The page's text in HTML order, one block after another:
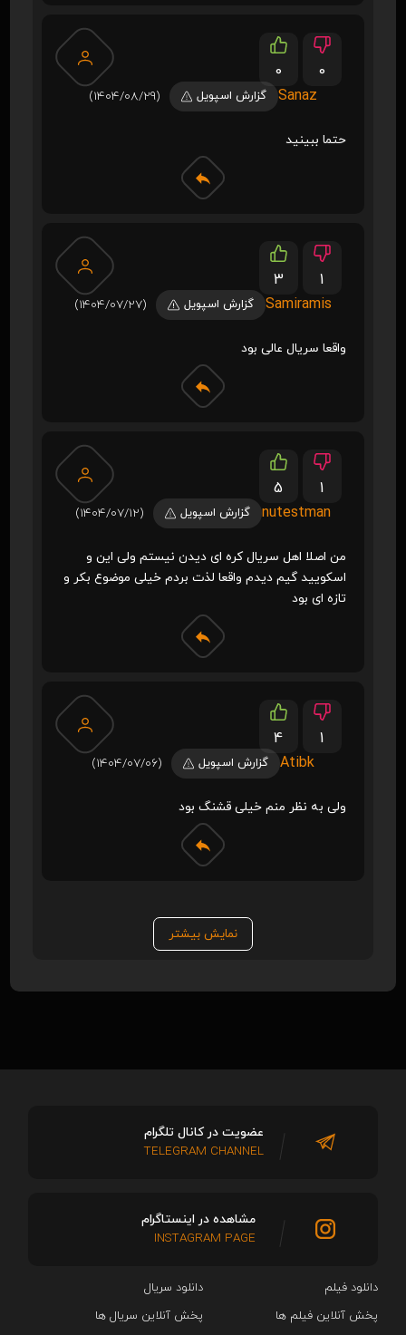
0
0
Sanaz
گزارش اسپویل (1404/08/29)
حتما ببینید
3
1
Samiramis
گزارش اسپویل (1404/07/27)
واقعا سریال عالی بود
5
1
nutestman
گزارش اسپویل (1404/07/12)
من اصلا اهل سریال کره ای دیدن نیستم ولی این و
اسکویید گیم دیدم واقعا لذت بردم خیلی موضوع بکر و
تازه ای بود
4
1
Atibk
گزارش اسپویل (1404/07/06)
ولی به نظر منم خیلی قشنگ بود
نمایش بیشتر
دانلود فیلم
دانلود سریال‌
پخش آنلاین فیلم ها
پخش آنلاین سریال ها
عضویت در کانال تلگرام
TELEGRAM CHANNEL
مشاهده در اینستاگرام
INSTAGRAM PAGE